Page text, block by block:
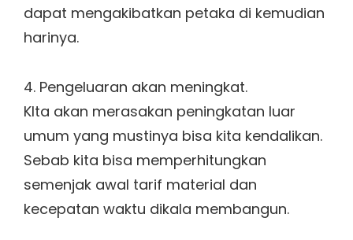
dapat mengakibatkan petaka di kemudian
harinya.
4. Pengeluaran akan meningkat.
KIta akan merasakan peningkatan luar
umum yang mustinya bisa kita kendalikan.
Sebab kita bisa memperhitungkan
semenjak awal tarif material dan
kecepatan waktu dikala membangun.